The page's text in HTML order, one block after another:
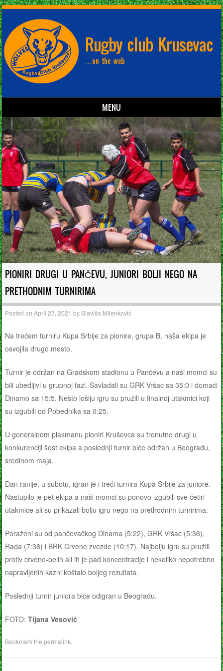
MENU
Skip to content
PIONIRI DRUGI U PANČEVU, JUNIORI BOLJI NEGO NA
PRETHODNIM TURNIRIMA
Posted onApril 27, 2021 bySlaviša Milenković
Na trećem turniru Kupa Srbije za pionire, grupa B, naša ekipa je
osvojila drugo mesto.
Turnir je održan na Gradskom stadionu u Pančevu a naši momci su
bili ubedljivi u grupnoj fazi. Savladali su GRK Vršac sa 35:0 i domaći
Dinamo sa 15:5. Nešto lošiju igru su pružili u finalnoj utakmici koji
su izgubili od Pobednika sa 0:25.
U generalnom plasmanu pioniri Kruševca su trenutno drugi u
konkurenciji šest ekipa a poslednji turnir biće održan u Beogradu,
sredinom maja.
Dan ranije, u subotu, igran je i treći turnira Kupa Srbije za juniore.
Nastupilo je pet ekipa a naši momci su ponovo izgubili sve četiri
utakmice ali su prikazali bolju igru nego na prethodnim turnirima.
Poraženi su od pančevačkog Dinama (5:22), GRK Vršac (5:36),
Rada (7:38) i BRK Crvene zvezde (10:17). Najbolju igru su pružili
protiv crveno-belih ali ih je pad koncentracije i nekoliko nepotrebno
napravljenih kazni koštalo boljeg rezultata.
Poslednji turnir juniora biće odigran u Beogradu.
FOTO:Tijana Vesović
Bookmark thepermalink